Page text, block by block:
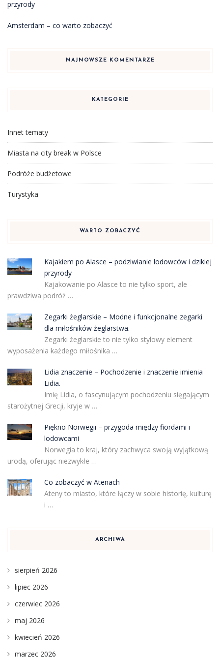
przyrody
Amsterdam – co warto zobaczyć
NAJNOWSZE KOMENTARZE
KATEGORIE
Innet tematy
Miasta na city break w Polsce
Podróże budżetowe
Turystyka
WARTO ZOBACZYĆ
Kajakiem po Alasce – podziwianie lodowców i dzikiej
przyrody
Kajakowanie po Alasce to nie tylko sport, ale
prawdziwa podróż …
Zegarki żeglarskie – Modne i funkcjonalne zegarki
dla miłośników żeglarstwa.
Zegarki żeglarskie to nie tylko stylowy element
wyposażenia każdego miłośnika …
Lidia znaczenie – Pochodzenie i znaczenie imienia
Lidia.
Imię Lidia, o fascynującym pochodzeniu sięgającym
starożytnej Grecji, kryje w …
Piękno Norwegii – przygoda między fiordami i
lodowcami
Norwegia to kraj, który zachwyca swoją wyjątkową
urodą, oferując niezwykłe …
Co zobaczyć w Atenach
Ateny to miasto, które łączy w sobie historię, kulturę
i …
ARCHIWA
sierpień 2026
lipiec 2026
czerwiec 2026
maj 2026
kwiecień 2026
marzec 2026